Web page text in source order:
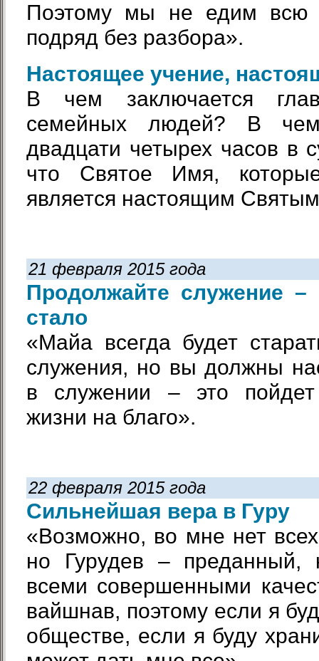
Поэтому мы не едим всю
подряд без разбора».
Настоящее учение,
В чем заключается
семейных людей? В чем
двадцати четырех часов в
что Святое Имя,
является настоящим
21 февраля 2015 года
Продолжайте служение
стало
«Майа всегда будет
служения, но вы должны
в служении – это
жизни на благо».
22 февраля 2015 года
Сильнейшая вера в Гуру
«Возможно, во мне нет
но Гурудев – преданный,
всеми совершенными
вайшнав, поэтому если я
обществе, если я буду